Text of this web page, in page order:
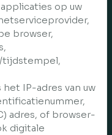
op uw
browser,
tijdstempel,
IP-adres van uw
adres, of browser-
digitale